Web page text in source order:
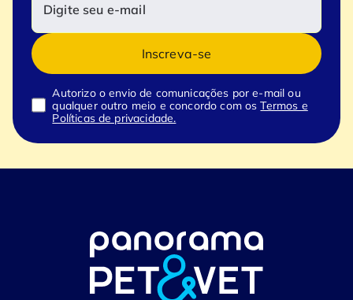
Inscreva-se
Autorizo o envio de comunicações por e-mail ou
qualquer outro meio e concordo com osTermos e
Políticas de privacidade.